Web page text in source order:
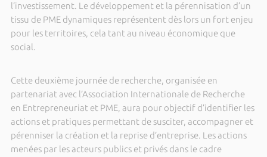
l’investissement. Le développement et la pérennisation d’un
tissu de PME dynamiques représentent dès lors un fort enjeu
pour les territoires, cela tant au niveau économique que
social.
Cette deuxième journée de recherche, organisée en
partenariat avec l’Association Internationale de Recherche
en Entrepreneuriat et PME, aura pour objectif d’identifier les
actions et pratiques permettant de susciter, accompagner et
pérenniser la création et la reprise d’entreprise. Les actions
menées par les acteurs publics et privés dans le cadre